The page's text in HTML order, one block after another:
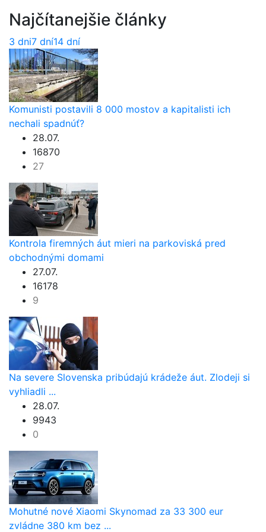
Najčítanejšie články
3 dni7 dní14 dní
Komunisti postavili 8 000 mostov a kapitalisti ich
nechali spadnúť?
28.07.
16870
27
Kontrola firemných áut mieri na parkoviská pred
obchodnými domami
27.07.
16178
9
Na severe Slovenska pribúdajú krádeže áut. Zlodeji si
vyhliadli ...
28.07.
9943
0
Mohutné nové Xiaomi Skynomad za 33 300 eur
zvládne 380 km bez ...